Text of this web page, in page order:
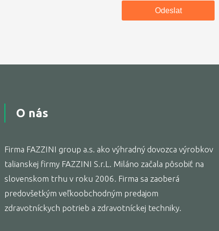
O nás
Firma FAZZINI group a.s. ako výhradný dovozca výrobkov
talianskej firmy FAZZINI S.r.L. Miláno začala pôsobiť na
slovenskom trhu v roku 2006. Firma sa zaoberá
predovšetkým veľkoobchodným predajom
zdravotníckych potrieb a zdravotníckej techniky.